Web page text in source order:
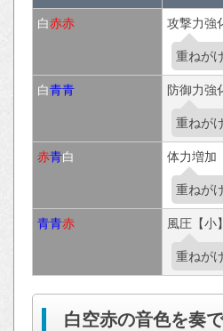
白赤赤 攻撃力強
重ねが
白青青 防御力強
重ねが
赤青白 体力増加
重ねが
青青赤 風圧【小
重ねが
白空赤の音色を奏